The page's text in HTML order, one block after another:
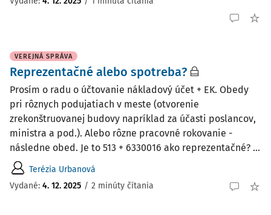
VEREJNÁ SPRÁVA
Reprezentačné alebo spotreba?
Prosím o radu o účtovanie nákladový účet + EK. Obedy
pri rôznych podujatiach v meste (otvorenie
zrekonštruovanej budovy napríklad za účasti poslancov,
ministra a pod.). Alebo rôzne pracovné rokovanie -
následne obed. Je to 513 + 6330016 ako reprezentačné? ...
Terézia Urbanová
Vydané: 4. 12. 2025 / 2 minúty čítania